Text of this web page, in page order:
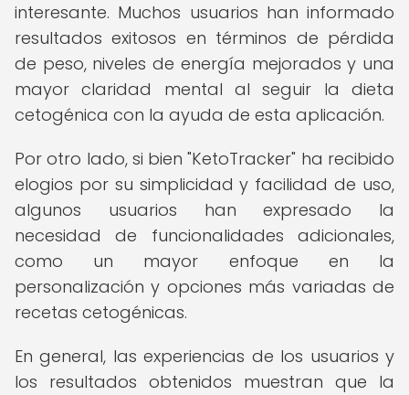
interesante. Muchos usuarios han informado
resultados exitosos en términos de pérdida
de peso, niveles de energía mejorados y una
mayor claridad mental al seguir la dieta
cetogénica con la ayuda de esta aplicación.
Por otro lado, si bien "KetoTracker" ha recibido
elogios por su simplicidad y facilidad de uso,
algunos usuarios han expresado la
necesidad de funcionalidades adicionales,
como un mayor enfoque en la
personalización y opciones más variadas de
recetas cetogénicas.
En general, las experiencias de los usuarios y
los resultados obtenidos muestran que la